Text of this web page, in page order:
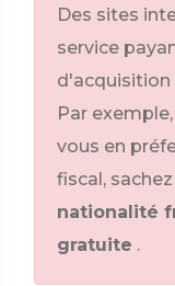
Des sites
service
d'acquisition
Par
vous en
fiscal,
nationalité
gratuite .